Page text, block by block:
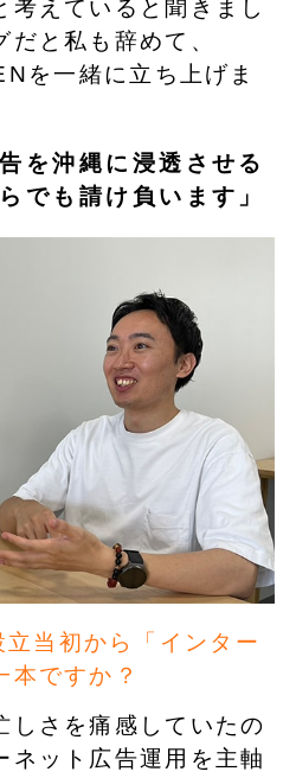
考えていると聞きまし
と私も辞めて、
を一緒に立ち上げま
を沖縄に浸透させる
でも請け負います」
当初から「インター
本ですか？
しさを痛感していたの
ネット広告運用を主軸